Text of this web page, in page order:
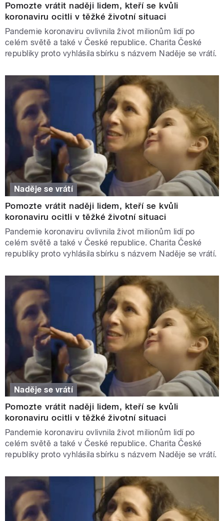
Pomozte vrátit naději lidem, kteří se kvůli
koronaviru ocitli v těžké životní situaci
Pandemie koronaviru ovlivnila život milionům lidí po
celém světě a také v České republice. Charita České
republiky proto vyhlásila sbírku s názvem Naděje se vrátí.
Naděje se vrátí
Pomozte vrátit naději lidem, kteří se kvůli
koronaviru ocitli v těžké životní situaci
Pandemie koronaviru ovlivnila život milionům lidí po
celém světě a také v České republice. Charita České
republiky proto vyhlásila sbírku s názvem Naděje se vrátí.
Naděje se vrátí
Pomozte vrátit naději lidem, kteří se kvůli
koronaviru ocitli v těžké životní situaci
Pandemie koronaviru ovlivnila život milionům lidí po
celém světě a také v České republice. Charita České
republiky proto vyhlásila sbírku s názvem Naděje se vrátí.